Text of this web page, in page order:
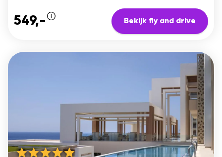
549,- Bekijk fly and drive